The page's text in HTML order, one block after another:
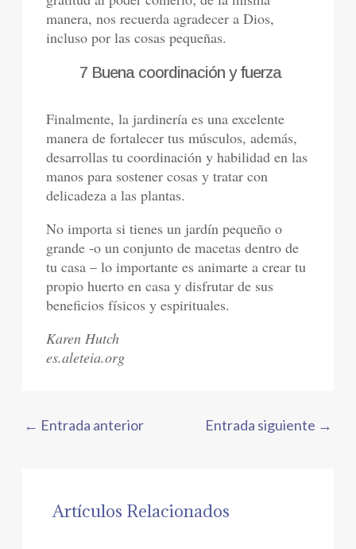
manera, nos recuerda agradecer a Dios,
incluso por las cosas pequeñas.
7 Buena coordinación y fuerza
Finalmente, la jardinería es una excelente
manera de fortalecer tus músculos, además,
desarrollas tu coordinación y habilidad en las
manos para sostener cosas y tratar con
delicadeza a las plantas.
No importa si tienes un jardín pequeño o
grande -o un conjunto de macetas dentro de
tu casa – lo importante es animarte a crear tu
propio huerto en casa y disfrutar de sus
beneficios físicos y espirituales.
Karen Hutch
es.aleteia.org
← Entrada anterior Entrada siguiente →
Artículos Relacionados